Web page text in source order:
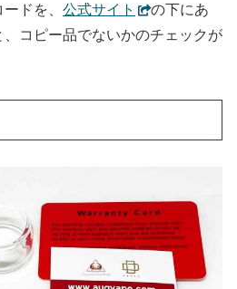
ドを、 公式サイト
の下にあ
コピー品でないかのチェックが